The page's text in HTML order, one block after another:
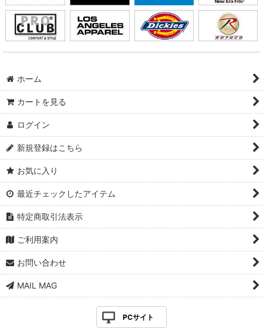
ホーム
カートを見る
ログイン
新規登録はこちら
お気に入り
最近チェックしたアイテム
特定商取引法表示
ご利用案内
お問い合わせ
MAIL MAG
PCサイト